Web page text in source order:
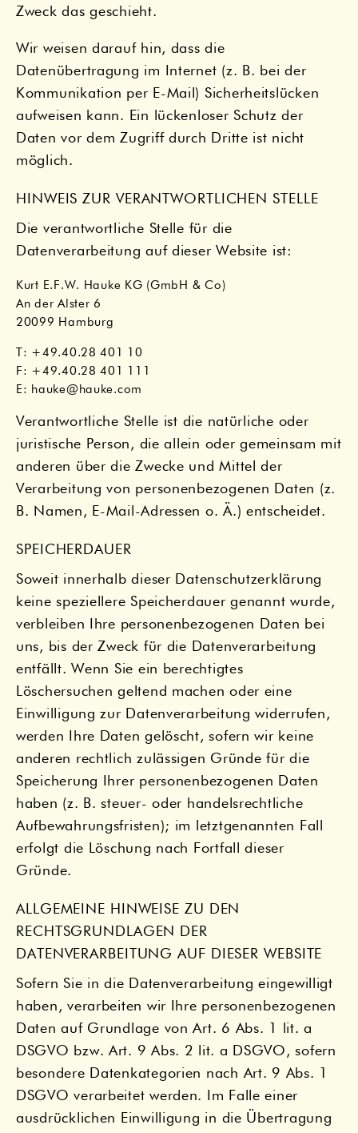
Zweck das geschieht.
Wir weisen darauf hin, dass die
Datenübertragung im Internet (z. B. bei der
Kommunikation per E-Mail) Sicherheitslücken
aufweisen kann. Ein lückenloser Schutz der
Daten vor dem Zugriff durch Dritte ist nicht
möglich.
HINWEIS ZUR VERANTWORTLICHEN STELLE
Die verantwortliche Stelle für die
Datenverarbeitung auf dieser Website ist:
Kurt E.F.W. Hauke KG (GmbH & Co)
An der Alster 6
20099 Hamburg
T: +49.40.28 401 10
F: +49.40.28 401 111
E: hauke@hauke.com
Verantwortliche Stelle ist die natürliche oder
juristische Person, die allein oder gemeinsam mit
anderen über die Zwecke und Mittel der
Verarbeitung von personenbezogenen Daten (z.
B. Namen, E-Mail-Adressen o. Ä.) entscheidet.
SPEICHERDAUER
Soweit innerhalb dieser Datenschutzerklärung
keine speziellere Speicherdauer genannt wurde,
verbleiben Ihre personenbezogenen Daten bei
uns, bis der Zweck für die Datenverarbeitung
entfällt. Wenn Sie ein berechtigtes
Löschersuchen geltend machen oder eine
Einwilligung zur Datenverarbeitung widerrufen,
werden Ihre Daten gelöscht, sofern wir keine
anderen rechtlich zulässigen Gründe für die
Speicherung Ihrer personenbezogenen Daten
haben (z. B. steuer- oder handelsrechtliche
Aufbewahrungsfristen); im letztgenannten Fall
erfolgt die Löschung nach Fortfall dieser
Gründe.
ALLGEMEINE HINWEISE ZU DEN
RECHTSGRUNDLAGEN DER
DATENVERARBEITUNG AUF DIESER WEBSITE
Sofern Sie in die Datenverarbeitung eingewilligt
haben, verarbeiten wir Ihre personenbezogenen
Daten auf Grundlage von Art. 6 Abs. 1 lit. a
DSGVO bzw. Art. 9 Abs. 2 lit. a DSGVO, sofern
besondere Datenkategorien nach Art. 9 Abs. 1
DSGVO verarbeitet werden. Im Falle einer
ausdrücklichen Einwilligung in die Übertragung